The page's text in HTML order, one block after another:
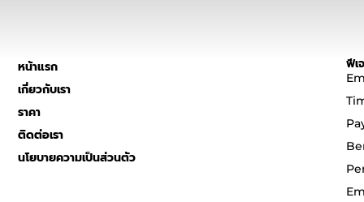
หน้าแรก
เกี่ยวกับเรา
ราคา
ติดต่อเรา
นโยบายความเป็นส่วนตัว
ฟีเ